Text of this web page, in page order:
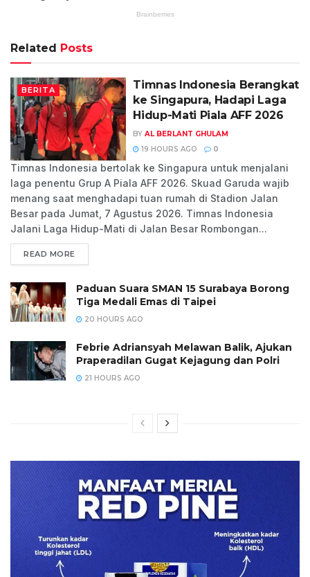
Related Posts
BERITA
Timnas Indonesia Berangkat
ke Singapura, Hadapi Laga
Hidup-Mati Piala AFF 2026
BY AL BERLANT GHULAM
19 HOURS AGO
0
Timnas Indonesia bertolak ke Singapura untuk menjalani
laga penentu Grup A Piala AFF 2026. Skuad Garuda wajib
menang saat menghadapi tuan rumah di Stadion Jalan
Besar pada Jumat, 7 Agustus 2026. Timnas Indonesia
Jalani Laga Hidup-Mati di Jalan Besar Rombongan...
READ MORE
Paduan Suara SMAN 15 Surabaya Borong
Tiga Medali Emas di Taipei
20 HOURS AGO
Febrie Adriansyah Melawan Balik, Ajukan
Praperadilan Gugat Kejagung dan Polri
21 HOURS AGO